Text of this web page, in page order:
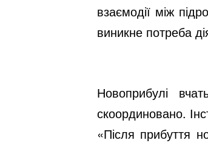
взаємодії між
виникне потреба
Новоприбулі
скоординовано.
«Після прибуття